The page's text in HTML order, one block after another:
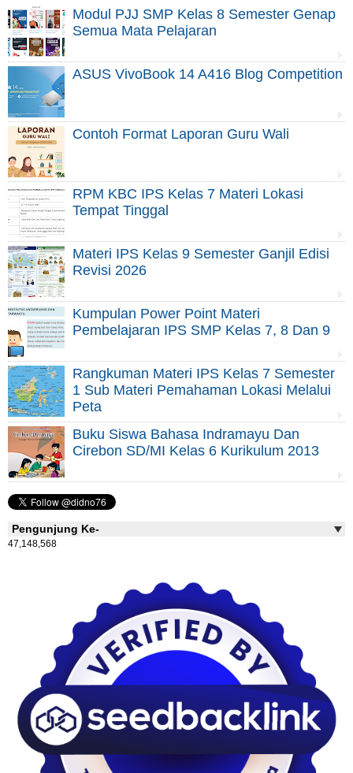
Modul PJJ SMP Kelas 8 Semester Genap
Semua Mata Pelajaran
ASUS VivoBook 14 A416 Blog Competition
Contoh Format Laporan Guru Wali
RPM KBC IPS Kelas 7 Materi Lokasi
Tempat Tinggal
Materi IPS Kelas 9 Semester Ganjil Edisi
Revisi 2026
Kumpulan Power Point Materi
Pembelajaran IPS SMP Kelas 7, 8 Dan 9
Rangkuman Materi IPS Kelas 7 Semester
1 Sub Materi Pemahaman Lokasi Melalui
Peta
Buku Siswa Bahasa Indramayu Dan
Cirebon SD/MI Kelas 6 Kurikulum 2013
Pengunjung Ke-
47,148,568